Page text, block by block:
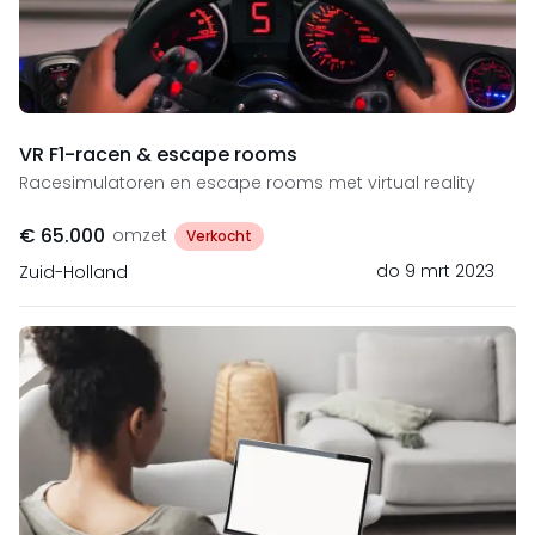
VR F1-racen & escape rooms
Racesimulatoren en escape rooms met virtual reality
€ 65.000 omzet Verkocht
Zuid-Holland do 9 mrt 2023